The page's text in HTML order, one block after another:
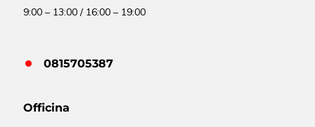
9:00 – 13:00 / 16:00 – 19:00
0815705387
Officina